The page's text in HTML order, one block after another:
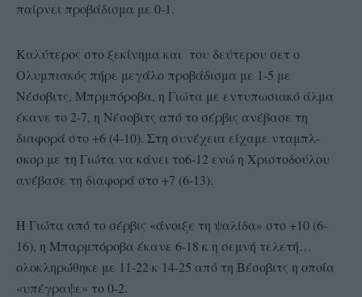
παίρνει προβάδισμα με 0-1.
Καλύτερος στο ξεκίνημα και του δεύτερου σετ ο
Ολυμπιακός πήρε μεγάλο προβάδισμα με 1-5 με
Νέσοβιτς, Μπρμπόροβα, η Γιώτα με εντυπωσιακό άλμα
έκανε το 2-7, η Νέσοβιτς από το σέρβις ανέβασε τη
διαφορά στο +6 (4-10). Στη συνέχεια είχαμε νταμπλ-
σκορ με τη Γιώτα να κάνει το6-12 ενώ η Χριστοδούλου
ανέβασε τη διαφορά στο +7 (6-13).
Η Γιώτα από το σέρβις «άνοιξε τη ψαλίδα» στο +10 (6-
16), η Μπαρμπόροβα έκανε 6-18 κ η σεμνή τελετή…
ολοκληρώθηκε με 11-22 κ 14-25 από τη Βέσοβιτς η οποία
«υπέγραψε» το 0-2.